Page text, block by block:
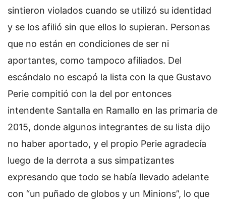
sintieron violados cuando se utilizó su identidad
y se los afilió sin que ellos lo supieran. Personas
que no están en condiciones de ser ni
aportantes, como tampoco afiliados. Del
escándalo no escapó la lista con la que Gustavo
Perie compitió con la del por entonces
intendente Santalla en Ramallo en las primaria de
2015, donde algunos integrantes de su lista dijo
no haber aportado, y el propio Perie agradecía
luego de la derrota a sus simpatizantes
expresando que todo se había llevado adelante
con “un puñado de globos y un Minions”, lo que